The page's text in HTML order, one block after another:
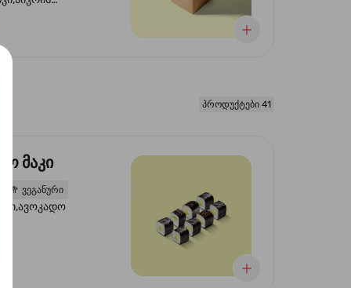
ხახვი,სეზამის
პროდუქტები 41
მაკი
🥦 ვეგანური